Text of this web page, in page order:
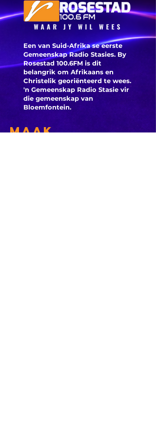
Een van Suid-Afrika se eerste
Gemeenskap Radio Stasies. By
Rosestad 100.6FM is dit
belangrik om Afrikaans en
Christelik georiënteerd te wees.
'n Gemeenskap Radio Stasie vir
die gemeenskap van
Bloemfontein.
Maak